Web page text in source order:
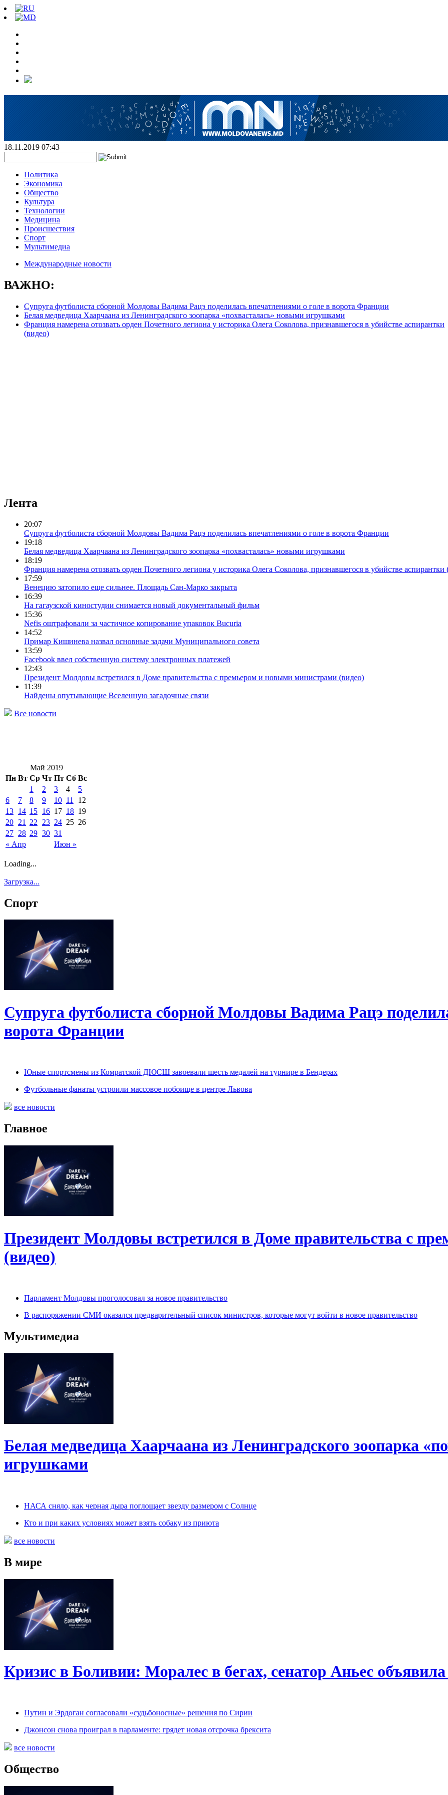
18.11.2019 07:43
Политика
Экономика
Общество
Культура
Технологии
Медицина
Происшествия
Спорт
Мультимедиа
Международные новости
ВАЖНО:
Супруга футболиста сборной Молдовы Вадима Рацэ поделилась впечатлениями о голе в ворота Франции
Белая медведица Хаарчаана из Ленинградского зоопарка «похвасталась» новыми игрушками
Франция намерена отозвать орден Почетного легиона у историка Олега Соколова, признавшегося в убийстве аспирантки
(видео)
Лента
20:07
Супруга футболиста сборной Молдовы Вадима Рацэ поделилась впечатлениями о голе в ворота Франции
19:18
Белая медведица Хаарчаана из Ленинградского зоопарка «похвасталась» новыми игрушками
18:19
Франция намерена отозвать орден Почетного легиона у историка Олега Соколова, признавшегося в убийстве аспирантки
17:59
Венецию затопило еще сильнее. Площадь Сан-Марко закрыта
16:39
На гагаузской киностудии снимается новый документальный фильм
15:36
Nefis оштрафовали за частичное копирование упаковок Bucuria
14:52
Примар Кишинева назвал основные задачи Муниципального совета
13:59
Facebook ввел собственную систему электронных платежей
12:43
Президент Молдовы встретился в Доме правительства с премьером и новыми министрами (видео)
11:39
Найдены опутывающие Вселенную загадочные связи
Все новости
Май 2019
Пн Вт Ср Чт Пт Сб Вс
« Апр Июн »
1 2 3 4
5
6
7 8 9 10 11
12
13 14 15 16 17 18 19
20 21 22 23 24 25 26
27 28 29 30 31
Loading...
Загрузка...
Спорт
Супруга футболиста сборной Молдовы Вадима Рацэ
ворота Франции
Юные спортсмены из Комратской ДЮСШ завоевали шесть медалей на турнире в Бендерах
Футбольные фанаты устроили массовое побоище в центре Львова
все новости
Главное
Президент Молдовы встретился в Доме правительства с
(видео)
Парламент Молдовы проголосовал за новое правительство
В распоряжении СМИ оказался предварительный список министров, которые могут войти в новое правительство
Мультимедиа
Белая медведица Хаарчаана из Ленинградского зоопарка
игрушками
НАСА сняло, как черная дыра поглощает звезду размером с Солнце
Кто и при каких условиях может взять собаку из приюта
все новости
В мире
Кризис в Боливии: Моралес в бегах, сенатор Аньес объявила
Путин и Эрдоган согласовали «судьбоносные» решения по Сирии
Джонсон снова проиграл в парламенте: грядет новая отсрочка брексита
все новости
Общество